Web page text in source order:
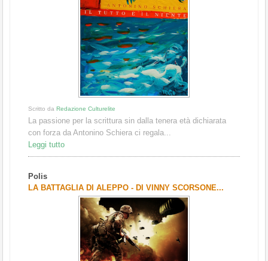
Scritto da Redazione Culturelite
La passione per la scrittura sin dalla tenera età dichiarata
con forza da Antonino Schiera ci regala...
Leggi tutto
Polis
LA BATTAGLIA DI ALEPPO - DI VINNY SCORSONE...